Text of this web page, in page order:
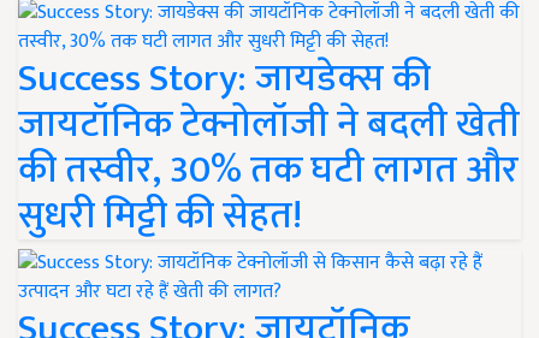
Success Story: जायडेक्स की
जायटॉनिक टेक्नोलॉजी ने बदली खेती
की तस्वीर, 30% तक घटी लागत और
सुधरी मिट्टी की सेहत!